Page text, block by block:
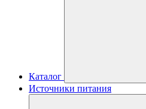
Каталог
Источники питания